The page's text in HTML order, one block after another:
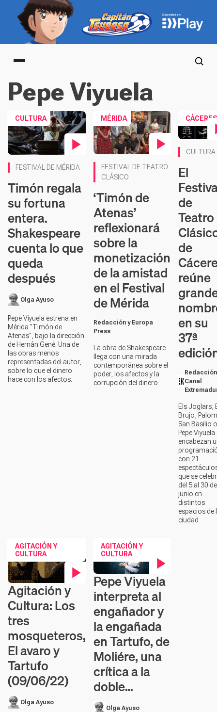
Main menu
Pepe Viyuela
CULTURA
FESTIVAL DE MÉRIDA
Timón regala
su fortuna
entera.
Shakespeare
cuenta lo que
queda
después
Olga Ayuso
Pepe Viyuela estrena en
Mérida "Timón de
Atenas", bajo la dirección
de Hernán Gené. Una de
las obras menos
representadas del autor,
sobre lo que el dinero
hace con los afectos.
MÉRIDA
FESTIVAL DE TEATRO
CLÁSICO
‘Timón de
Atenas’
reflexionará
sobre la
monetización
de la amistad
en el Festival
de Mérida
Redacción y Europa
Press
La obra de Shakespeare
llega con una mirada
contemporánea sobre el
poder, los afectos y la
corrupción del dinero
CÁCERES
CULTURA
El
de
Teatro
de
reúne
en su
37ª
Redacción
Canal
Els Joglars,
Brujo,
San Basilio o
Pepe Viyuela
encabezan
con 21
que se
del 5 al 30 de
junio en
distintos
espacios de
ciudad
AGITACIÓN Y
CULTURA
Contenido en vídeo
Agitación y
Cultura: Los
tres
mosqueteros,
El avaro y
Tartufo
(09/06/22)
Olga Ayuso
AGITACIÓN Y
CULTURA
Contenido en vídeo
Pepe Viyuela
interpreta al
engañador y
la engañada
en Tartufo, de
Moliére, una
crítica a la
doble…
Olga Ayuso